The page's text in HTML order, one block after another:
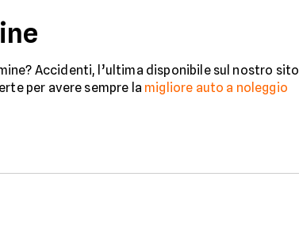
Accidenti, l’ultima disponibile sul nostro sito
per avere sempre la migliore auto a noleggio